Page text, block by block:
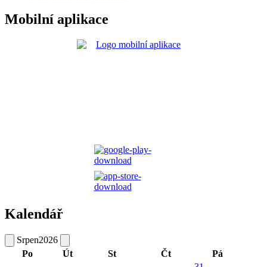
Mobilní aplikace
Kalendář
Srpen2026
Po
Út St Čt
Pá